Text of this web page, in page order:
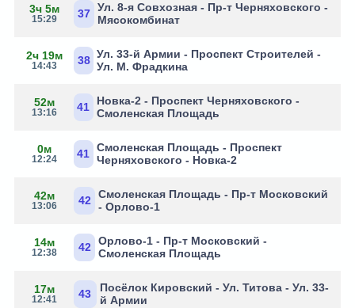
3ч 5м
15:29 37 Ул. 8-я Совхозная - Пр-т Черняховского -
Мясокомбинат
2ч 19м
14:43 38 Ул. 33-й Армии - Проспект Строителей -
Ул. М. Фрадкина
52м
13:16 41
Новка-2 - Проспект Черняховского -
Смоленская Площадь
0м
12:24 41 Смоленская Площадь - Проспект
Черняховского - Новка-2
42м
13:06 42
Смоленская Площадь - Пр-т Московский
- Орлово-1
14м
12:38 42
Орлово-1 - Пр-т Московский -
Смоленская Площадь
17м
12:41 43
Посёлок Кировский - Ул. Титова - Ул. 33-
й Армии